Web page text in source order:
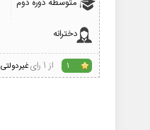
دخترانه
غیردولتی 1 از 1 رای